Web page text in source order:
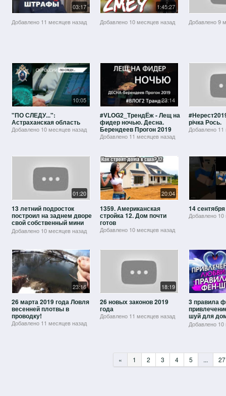
03:17
Добавлено 11 месяцев назад
1:45:27
Добавлено 10 месяцев назад Добавлено9
10:05
"ПО СЛЕДУ...":
Астраханская область
Добавлено 10 месяцев назад
23:14
#VLOG2_ТрендЁж - Лещ на
фидер ночью. Десна.
Берендеев Прогон 2019
Добавлено 11 месяцев назад
річка Рось.
Добавлено 11
01:20
13 летний подросток
построил на заднем дворе
свой собственный мини
дом, заглянув в который,
вы будет
Добавлено 10 месяцев назад
20:04
1359. Американская
стройка 12. Дом почти
готов
Добавлено 10 месяцев назад
14 сентября
Добавлено 10
23:16
26 марта 2019 года Ловля
весенней плотвы в
проводку!
Добавлено 11 месяцев назад
18:19
26 новых законов 2019
года
Добавлено 11 месяцев назад
3 правила
шуй для
квартиры.
любви
Добавлено 10
« 1 2 3 4 5 ... 27